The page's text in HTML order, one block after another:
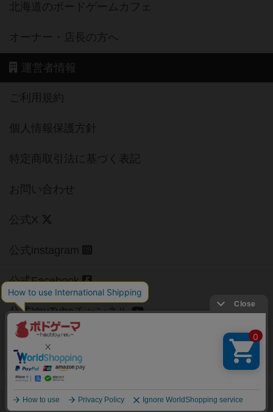
北海道のボードゲームカフェ
オーナー・店長の方へ
運営者情報
ご利用規約
個人情報保護方針
特定商取引法に基づく表記
お問い合わせ
公式X
公式instagram
公式Facebook
公式YouTubeチャンネル